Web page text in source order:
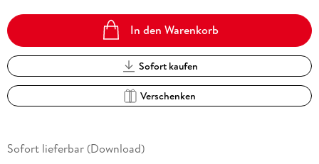
In den Warenkorb
Sofort kaufen
Verschenken
Sofort lieferbar (Download)